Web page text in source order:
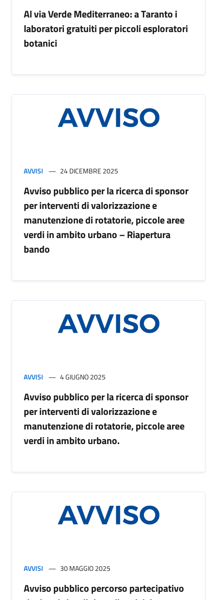
Al via Verde Mediterraneo: a Taranto i
laboratori gratuiti per piccoli esploratori
botanici
AVVISI 24 DICEMBRE 2025
Avviso pubblico per la ricerca di sponsor
per interventi di valorizzazione e
manutenzione di rotatorie, piccole aree
verdi in ambito urbano – Riapertura
bando
AVVISI 4 GIUGNO 2025
Avviso pubblico per la ricerca di sponsor
per interventi di valorizzazione e
manutenzione di rotatorie, piccole aree
verdi in ambito urbano.
AVVISI 30 MAGGIO 2025
Avviso pubblico percorso partecipativo